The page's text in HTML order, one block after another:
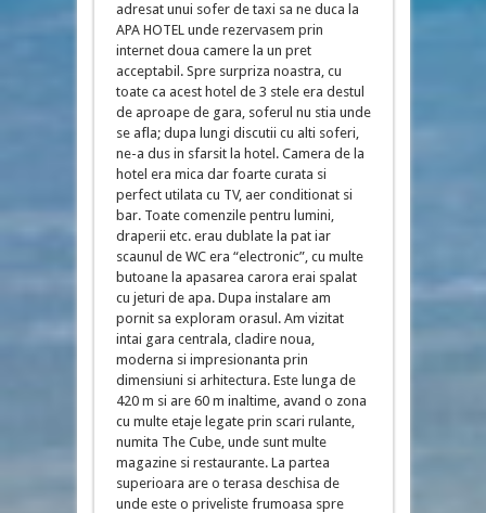
adresat unui sofer de taxi sa ne duca la
APA HOTEL unde rezervasem prin
internet doua camere la un pret
acceptabil. Spre surpriza noastra, cu
toate ca acest hotel de 3 stele era destul
de aproape de gara, soferul nu stia unde
se afla; dupa lungi discutii cu alti soferi,
ne-a dus in sfarsit la hotel. Camera de la
hotel era mica dar foarte curata si
perfect utilata cu TV, aer conditionat si
bar. Toate comenzile pentru lumini,
draperii etc. erau dublate la pat iar
scaunul de WC era “electronic”, cu multe
butoane la apasarea carora erai spalat
cu jeturi de apa. Dupa instalare am
pornit sa exploram orasul. Am vizitat
intai gara centrala, cladire noua,
moderna si impresionanta prin
dimensiuni si arhitectura. Este lunga de
420 m si are 60 m inaltime, avand o zona
cu multe etaje legate prin scari rulante,
numita The Cube, unde sunt multe
magazine si restaurante. La partea
superioara are o terasa deschisa de
unde este o priveliste frumoasa spre